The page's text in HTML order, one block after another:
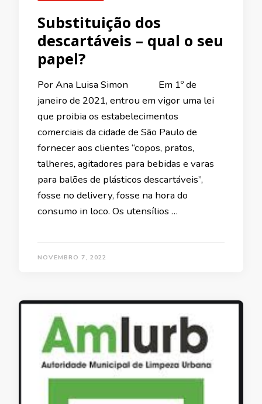
Substituição dos
descartáveis – qual o seu
papel?
Por Ana Luisa Simon Em 1º de
janeiro de 2021, entrou em vigor uma lei
que proibia os estabelecimentos
comerciais da cidade de São Paulo de
fornecer aos clientes “copos, pratos,
talheres, agitadores para bebidas e varas
para balões de plásticos descartáveis”,
fosse no delivery, fosse na hora do
consumo in loco. Os utensílios …
NOVEMBRO 7, 2022